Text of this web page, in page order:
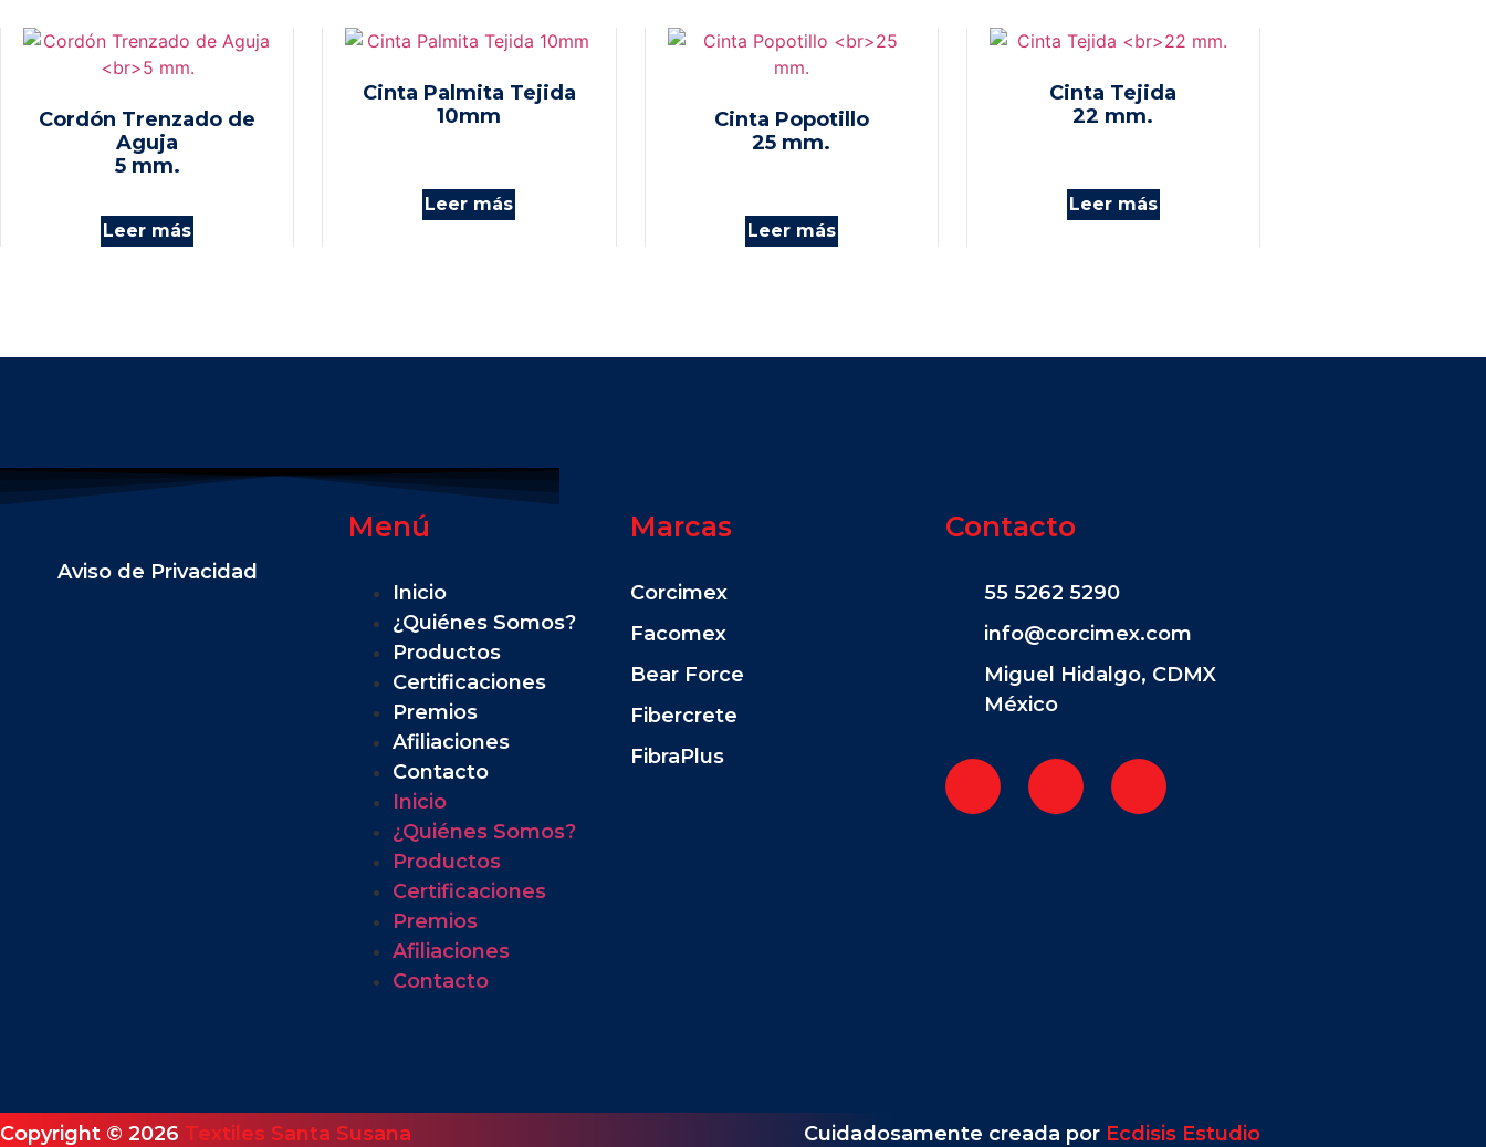
Cordón Trenzado de
Aguja
5 mm.
Leer más
Cinta Palmita Tejida
10mm
Leer más
Cinta Popotillo
25 mm.
Leer más
Cinta Tejida
22 mm.
Leer más
Aviso de Privacidad
Menú
Inicio
¿Quiénes Somos?
Productos
Certificaciones
Premios
Afiliaciones
Contacto
Inicio
¿Quiénes Somos?
Productos
Certificaciones
Premios
Afiliaciones
Contacto
Marcas
Corcimex
Facomex
Bear Force
Fibercrete
FibraPlus
Contacto
55 5262 5290
info@corcimex.com
Miguel Hidalgo, CDMX
México
Copyright © 2026 Textiles Santa Susana Cuidadosamente creada por Ecdisis Estudio